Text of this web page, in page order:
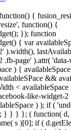
{
function() {
}); function
{ var
).width(),
.fb-page' ).attr(
) {
&&
< availableSpace
like-widget-2
) ); if (
} } } }; ( function( d,
s )[0]; if (